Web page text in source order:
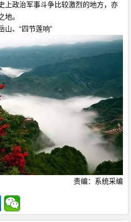
上政治军事斗争比较激烈的地方，亦
地。
山、“四节莲响”
责编：系统采编